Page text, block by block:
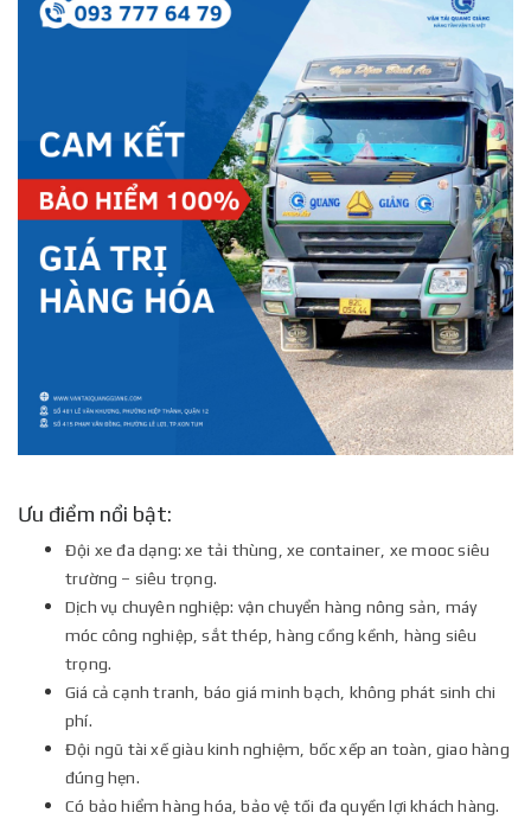
Ưu điểm nổi bật:
Đội xe đa dạng: xe tải thùng, xe container, xe mooc siêu
trường – siêu trọng.
Dịch vụ chuyên nghiệp: vận chuyển hàng nông sản, máy
móc công nghiệp, sắt thép, hàng cồng kềnh, hàng siêu
trọng.
Giá cả cạnh tranh, báo giá minh bạch, không phát sinh chi
phí.
Đội ngũ tài xế giàu kinh nghiệm, bốc xếp an toàn, giao hàng
đúng hẹn.
Có bảo hiểm hàng hóa, bảo vệ tối đa quyền lợi khách hàng.